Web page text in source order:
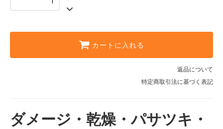
カートに入れる
返品について
特定商取引法に基づく表記
ダメージ・乾燥・パサツキ・